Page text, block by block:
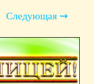
Следующая ⇝